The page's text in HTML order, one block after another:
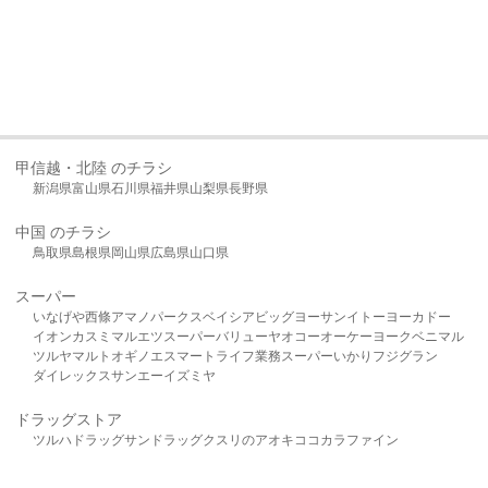
甲信越・北陸 のチラシ
新潟県富山県石川県福井県山梨県長野県
中国 のチラシ
鳥取県島根県岡山県広島県山口県
スーパー
いなげや西條アマノパークスベイシア ビッグヨーサンイトーヨーカドー
イオンカスミ マルエツスーパーバリューヤオコーオーケー ヨークベニマル
ツルヤマルト オギノ エスマート ライフ業務スーパーいかり フジグラン
ダイレックスサンエーイズミヤ
ドラッグストア
ツルハドラッグサンドラッグクスリのアオキ ココカラファイン